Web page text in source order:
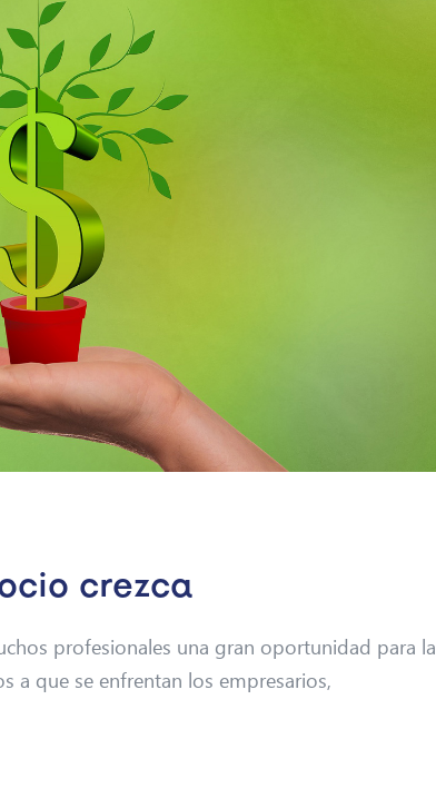
crezca
profesionales una gran oportunidad para la
a que se enfrentan los empresarios,